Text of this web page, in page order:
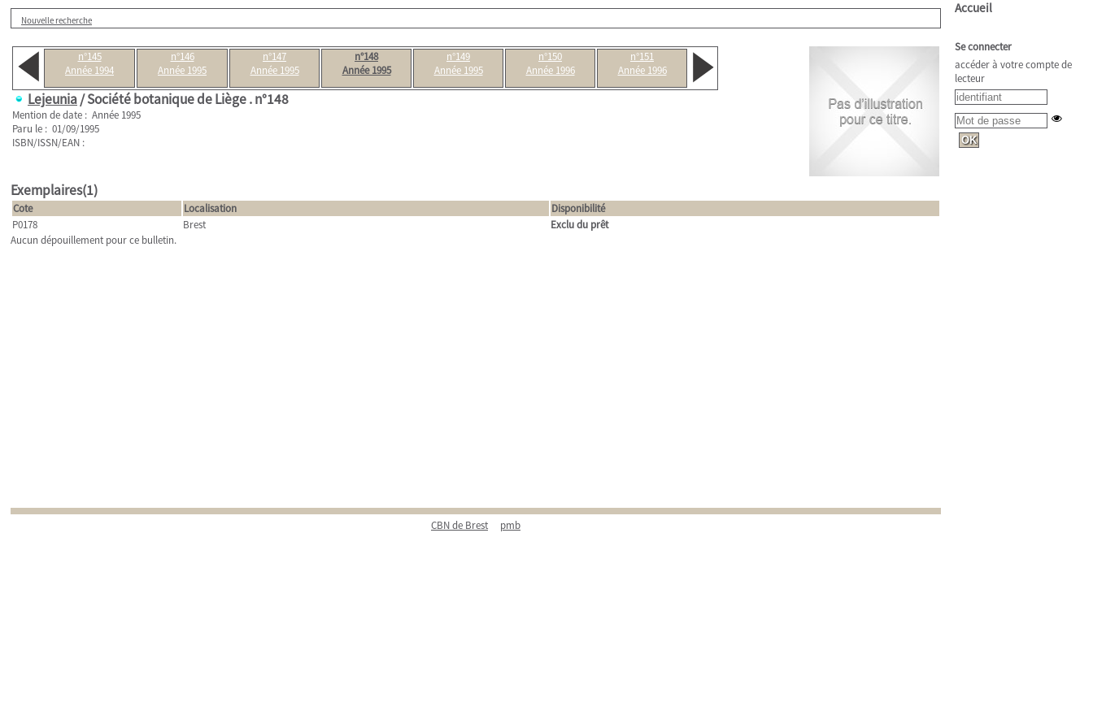
Nouvelle recherche
n°145
Année 1994
n°146
Année 1995
n°147
Année 1995
n°148
Année 1995
n°149
Année 1995
n°150
Année 1996
n°151
Année 1996
Lejeunia/ Société botanique de Liège .n°148
Mention de date : Année 1995
Paru le : 01/09/1995
ISBN/ISSN/EAN :
Exemplaires(1)
Cote Localisation
Disponibilité
P0178
Brest
Exclu du prêt
Aucun dépouillement pour ce bulletin.
CBN de Brest pmb
Accueil
Se connecter
accéder à votre compte de
lecteur